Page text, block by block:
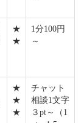
★
★
1分100円
～
★
★
★
チャット
相談1文字
３pt～（1